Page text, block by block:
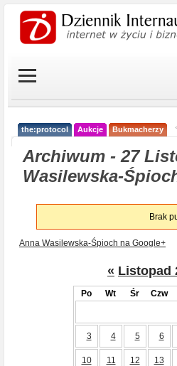
the:protocol Aukcje Bukmacherzy
Archiwum - 27
Wasilewska-
Brak
Anna Wasilewska-Śpioch na Google+
« Listopad
Po Wt Śr Czw
3 4 5 6
10 11 12 13